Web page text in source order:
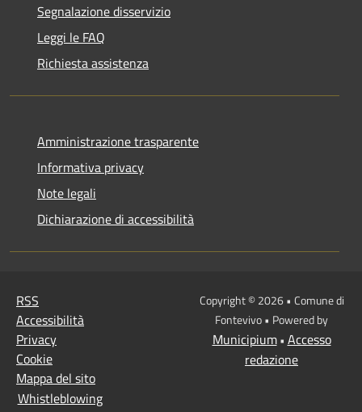
Segnalazione disservizio
Leggi le FAQ
Richiesta assistenza
Amministrazione trasparente
Informativa privacy
Note legali
Dichiarazione di accessibilità
RSS
Accessibilità
Privacy
Cookie
Mappa del sito
Whistleblowing
Copyright © 2026 • Comune di
Fontevivo • Powered by
Municipium• Accesso
redazione